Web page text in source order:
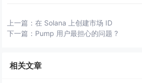
上一篇：在 Solana 上创建市场 ID
下一篇： Pump 用户最担心的问题 ?
相关文章